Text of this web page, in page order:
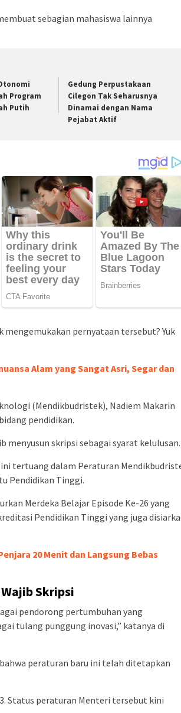
sebagian mahasiswa lainnya
Program
Putih
Gedung Perpustakaan
Cilegon Tak Seharusnya
Dinamai dengan Nama
Pejabat Aktif
pernyataan tersebut? Yuk
Alam yang Sangat Asri, Segar dan
(Mendikbudristek), Nadiem Makarin
pendidikan.
menyusun skripsi sebagai syarat kelulusan.
tertuang dalam Peraturan
Pendidikan Tinggi.
Merdeka Belajar Episode Ke-26 yang
Pendidikan Tinggi yang juga
20 Menit dan Langsung Bebas
Skripsi
pendorong pertumbuhan yang
tulang punggung inovasi,” katanya di
peraturan baru ini telah ditetapkan
Status peraturan Menteri tersebut kini